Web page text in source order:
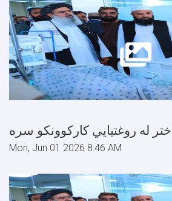
Mon, Jun 01 2026 8:46 AM